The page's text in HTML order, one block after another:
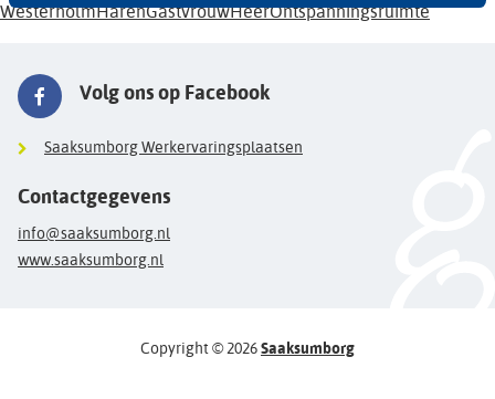
WesterholmHarenGastvrouwHeerOntspanningsruimte
Volg ons op Facebook
Saaksumborg Werkervaringsplaatsen
Contactgegevens
info@saaksumborg.nl
www.saaksumborg.nl
Copyright © 2026Saaksumborg